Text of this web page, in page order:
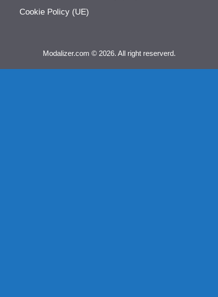
Cookie Policy (UE)
Modalizer.com © 2026. All right reserverd.